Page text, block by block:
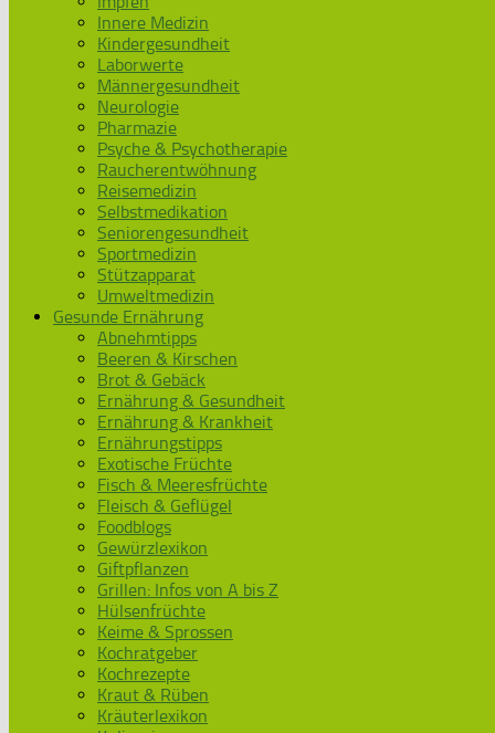
Innere Medizin
Kindergesundheit
Laborwerte
Männergesundheit
Neurologie
Pharmazie
Psyche & Psychotherapie
Raucherentwöhnung
Reisemedizin
Selbstmedikation
Seniorengesundheit
Sportmedizin
Stützapparat
Umweltmedizin
Gesunde Ernährung
Abnehmtipps
Beeren & Kirschen
Brot & Gebäck
Ernährung & Gesundheit
Ernährung & Krankheit
Ernährungstipps
Exotische Früchte
Fisch & Meeresfrüchte
Fleisch & Geflügel
Foodblogs
Gewürzlexikon
Giftpflanzen
Grillen: Infos von A bis Z
Hülsenfrüchte
Keime & Sprossen
Kochratgeber
Kochrezepte
Kraut & Rüben
Kräuterlexikon